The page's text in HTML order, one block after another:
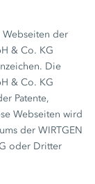
der
& Co. KG
Die
& Co. KG
Patente,
Webseiten wird
der WIRTGEN
oder Dritter